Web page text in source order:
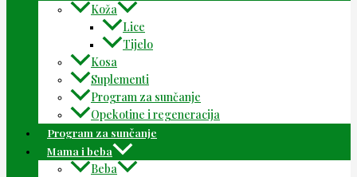
Koža
Lice
Tijelo
Kosa
Suplementi
Program za sunčanje
Opekotine i regeneracija
Program za sunčanje
Mama i beba
Beba